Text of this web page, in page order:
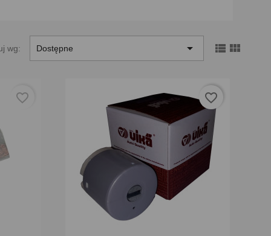
wg: Dostępne   
favorite_border favorite_border